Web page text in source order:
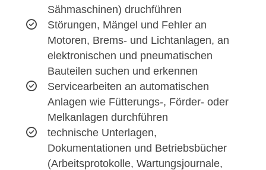
Sähmaschinen) druchführen
Störungen, Mängel und Fehler an
Motoren, Brems- und Lichtanlagen, an
elektronischen und pneumatischen
Bauteilen suchen und erkennen
Servicearbeiten an automatischen
Anlagen wie Fütterungs-, Förder- oder
Melkanlagen durchführen
technische Unterlagen,
Dokumentationen und Betriebsbücher
(Arbeitsprotokolle, Wartungsjournale,